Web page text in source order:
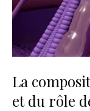
La
et du rôle